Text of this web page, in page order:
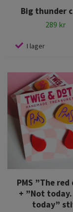
Big thunder
289 kr
I lager
PMS ”The red
+ ”Not
today”